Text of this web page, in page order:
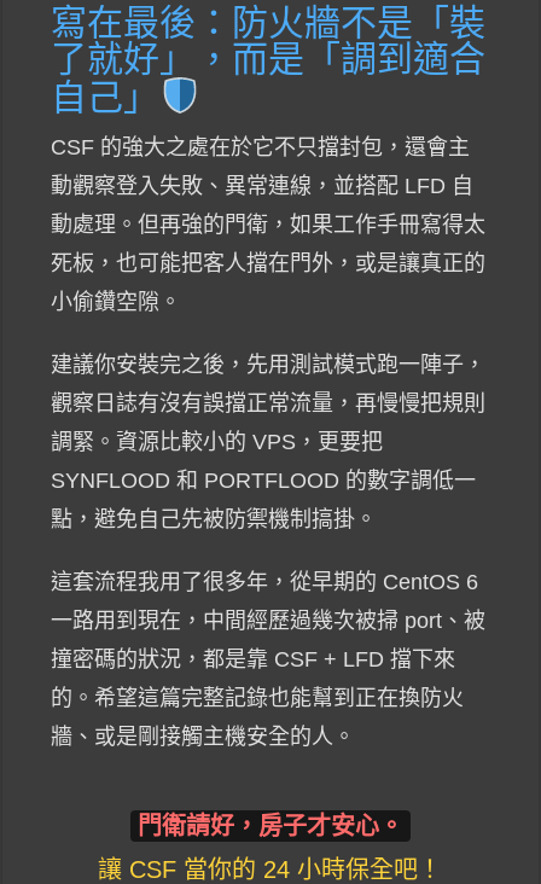
寫在最後：防火牆不是「裝
了就好」，而是「調到適合
自己」
CSF 的強大之處在於它不只擋封包，還會主
動觀察登入失敗、異常連線，並搭配 LFD 自
動處理。但再強的門衛，如果工作手冊寫得太
死板，也可能把客人擋在門外，或是讓真正的
小偷鑽空隙。
建議你安裝完之後，先用測試模式跑一陣子，
觀察日誌有沒有誤擋正常流量，再慢慢把規則
調緊。資源比較小的 VPS，更要把
SYNFLOOD 和 PORTFLOOD 的數字調低一
點，避免自己先被防禦機制搞掛。
這套流程我用了很多年，從早期的 CentOS 6
一路用到現在，中間經歷過幾次被掃 port、被
撞密碼的狀況，都是靠 CSF + LFD 擋下來
的。希望這篇完整記錄也能幫到正在換防火
牆、或是剛接觸主機安全的人。
門衛請好，房子才安心。
讓 CSF 當你的 24 小時保全吧！